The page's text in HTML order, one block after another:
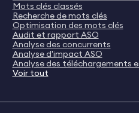
Mots clés classés
Recherche de mots clés
Optimisation des mots clés
Audit et rapport ASO
Analyse des concurrents
Analyse d'impact ASO
Analyse des téléchargements
Voir tout